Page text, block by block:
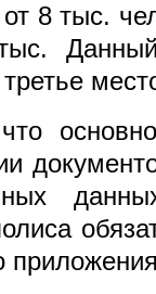
8 тыс.